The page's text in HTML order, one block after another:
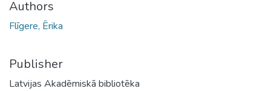
Authors
Flīgere, Ērika
Publisher
Latvijas Akadēmiskā bibliotēka